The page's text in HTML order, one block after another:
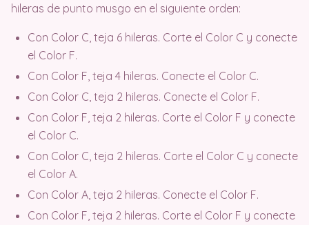
hileras de punto musgo en el siguiente orden:
Con Color C, teja 6 hileras. Corte el Color C y conecte
el Color F.
Con Color F, teja 4 hileras. Conecte el Color C.
Con Color C, teja 2 hileras. Conecte el Color F.
Con Color F, teja 2 hileras. Corte el Color F y conecte
el Color C.
Con Color C, teja 2 hileras. Corte el Color C y conecte
el Color A.
Con Color A, teja 2 hileras. Conecte el Color F.
Con Color F, teja 2 hileras. Corte el Color F y conecte